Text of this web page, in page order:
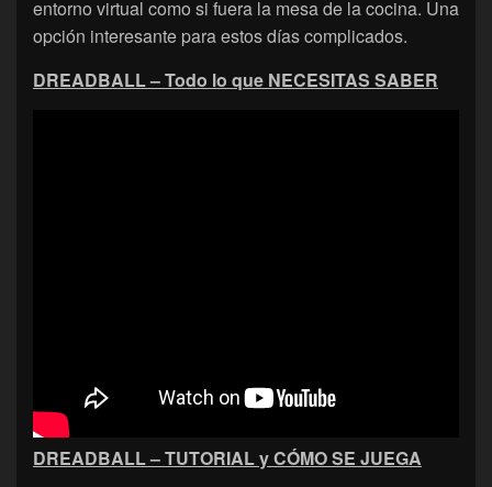
entorno virtual como si fuera la mesa de la cocina. Una
opción interesante para estos días complicados.
DREADBALL – Todo lo que NECESITAS SABER
DREADBALL – TUTORIAL y CÓMO SE JUEGA